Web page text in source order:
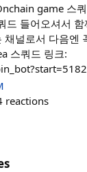
game 스
들어오셔서 함
널로서 다음엔
스쿼드 링크:
reactions